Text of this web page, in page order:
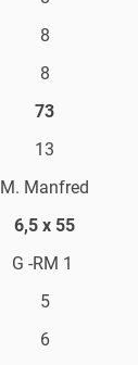
8
8
73
13
M. Manfred
6,5 x 55
G -RM 1
5
6